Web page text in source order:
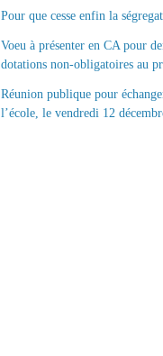
Pour que cesse enfin la
Voeu à présenter en CA pour
dotations non-obligatoires au
Réunion publique pour
l’école, le vendredi 12